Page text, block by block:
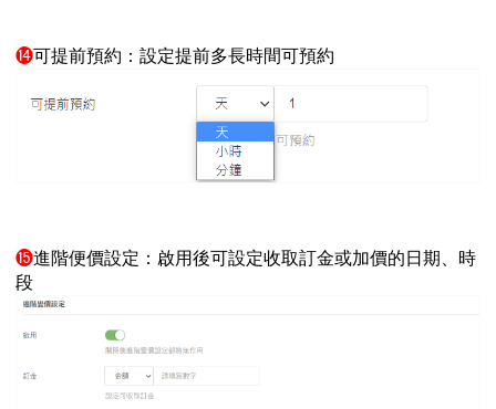
⓮可提前預約：設定提前多長時間可預約
⓯進階便價設定：啟用後可設定收取訂金或加價的日期、時
段